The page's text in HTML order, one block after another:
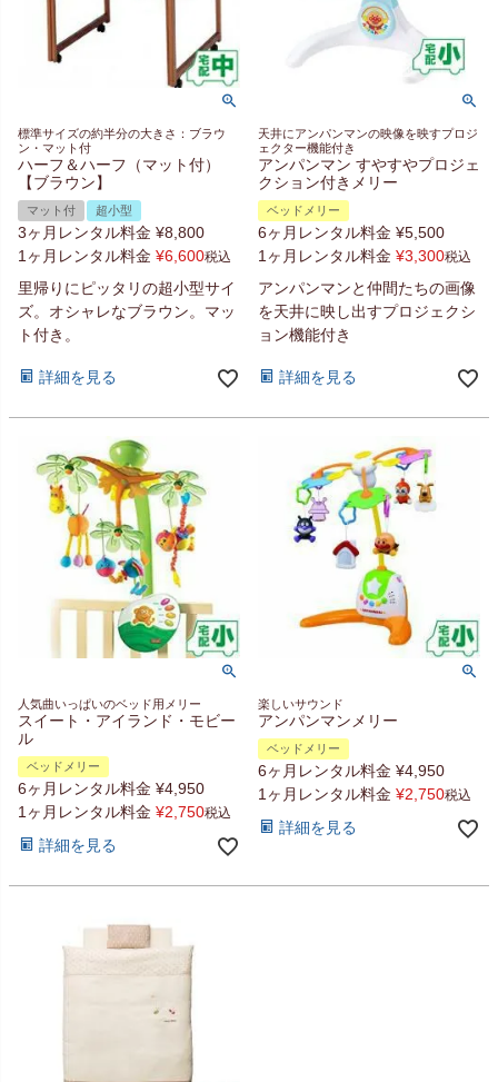
標準サイズの約半分の大きさ：ブラウ
ン・マット付
ハーフ＆ハーフ（マット付）
【ブラウン】
マット付 超小型
3ヶ月レンタル料金 ¥8,800
1ヶ月レンタル料金 ¥6,600税込
里帰りにピッタリの超小型サイ
ズ。オシャレなブラウン。マッ
ト付き。
詳細を見る
天井にアンパンマンの映像を映すプロジ
ェクター機能付き
アンパンマン すやすやプロジェ
クション付きメリー
ベッドメリー
6ヶ月レンタル料金 ¥5,500
1ヶ月レンタル料金 ¥3,300税込
アンパンマンと仲間たちの画像
を天井に映し出すプロジェクシ
ョン機能付き
詳細を見る
人気曲いっぱいのベッド用メリー
スイート・アイランド・モビー
ル
ベッドメリー
6ヶ月レンタル料金 ¥4,950
1ヶ月レンタル料金 ¥2,750税込
詳細を見る
楽しいサウンド
アンパンマンメリー
ベッドメリー
6ヶ月レンタル料金 ¥4,950
1ヶ月レンタル料金 ¥2,750税込
詳細を見る